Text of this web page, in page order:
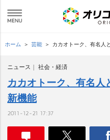
ホーム 芸能 カカオトーク、有名人
ニュース 社会・経済
カカオトーク、有名人
新機能
2011-12-21 17:37